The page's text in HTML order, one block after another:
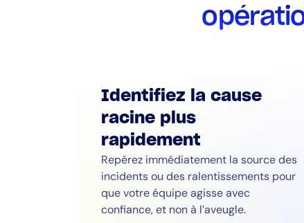
Identifiez la cause
racine plus
rapidement
Repérez immédiatement la source des
incidents ou des ralentissements pour
que votre équipe agisse avec
confiance, et non à l’aveugle.